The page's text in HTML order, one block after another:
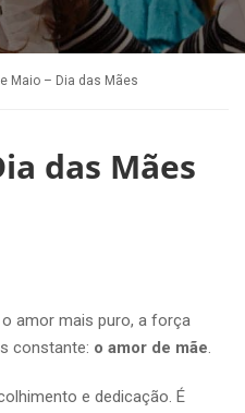
Maio – Dia das Mães
das Mães
amor mais puro, a força
constante: o amor de mãe.
e dedicação. É